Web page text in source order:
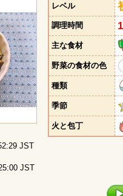
JST
JST
レベル
調理時間
主な食材
野菜の食材の色
種類
季節
火と包丁